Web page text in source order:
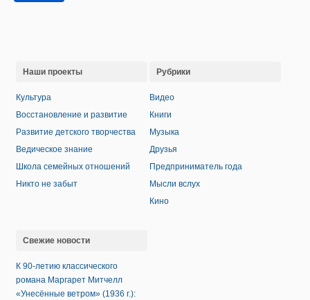
Наши проекты
Культура
Восстановление и развитие
Развитие детского творчества
Ведическое знание
Школа семейных отношений
Никто не забыт
Рубрики
Видео
Книги
Музыка
Друзья
Предприниматель года
Мысли вслух
Кино
Свежие новости
К 90-летию классического
романа Маргарет Митчелл
«Унесённые ветром» (1936 г.):